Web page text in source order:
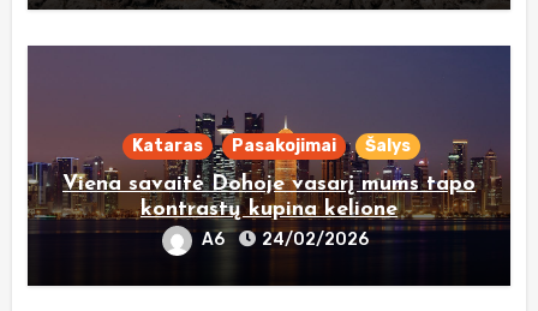
Kataras Pasakojimai Šalys
Viena savaitė Dohoje vasarį mums tapo
kontrastų kupina kelione
A6 24/02/2026